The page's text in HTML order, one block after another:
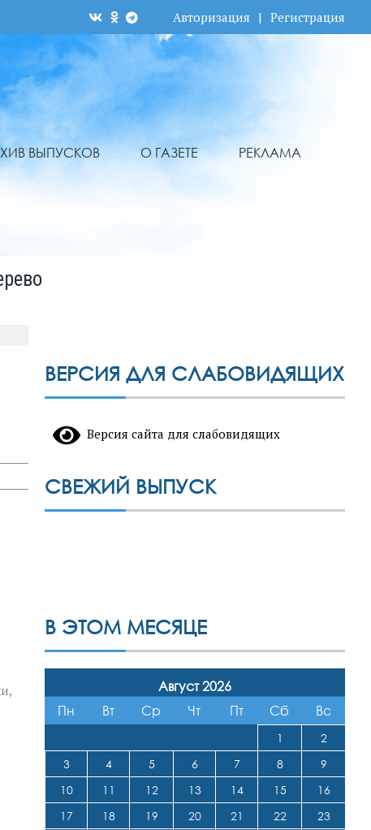
Авторизация | Регистрация
ВЫПУСКОВ О ГАЗЕТЕ РЕКЛАМА
ВЕРСИЯ ДЛЯ СЛАБОВИДЯЩИХ
Версия сайта для слабовидящих
СВЕЖИЙ ВЫПУСК
В ЭТОМ МЕСЯЦЕ
Август 2026
Пн
Вт Ср Чт Пт Сб Вс
1
2
3
4 5 6 7 8
9
10
11 12 13 14 15
16
17
18 19 20 21 22
23